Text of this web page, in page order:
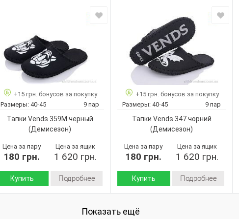
производитель:
Бренд: Vends
Артикул:
379M
чорний
Кол-во пар: 9
Пол: Мужчины
войлок
производитель:
Украина
Бренд: Vends
Артикул:
354M
асфальт
Размер: 40-45
Кол-во пар: 9
Мужчины
+15 грн. бонусов за покупку
Размеры: 40-45 9 пар
Тапки Vends 359M черный
(Демисезон)
Цена за пару
180 грн.
Цена за ящик
1 620 грн.
Купить Подробнее
войлок
+15 грн. бонусов за покупку
Размеры: 40-45 9 пар
Тапки Vends 347 чорний
(Демисезон)
Цена за пару
180 грн.
Цена за ящик
1 620 грн.
Купить Подробнее
Материал верха:
Показать ещё